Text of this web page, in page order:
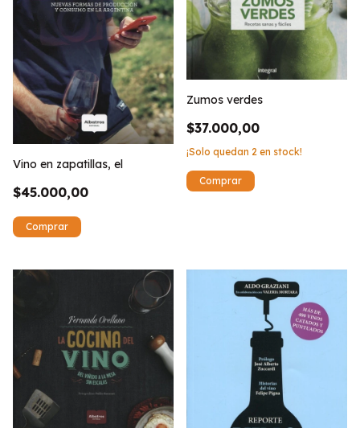
Vino en zapatillas, el
$45.000,00
Zumos verdes
$37.000,00
¡Solo quedan 2 en stock!